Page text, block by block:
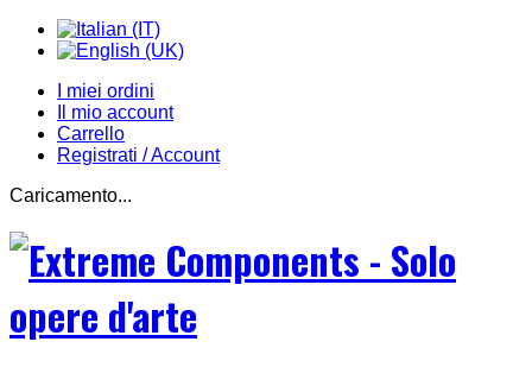
I miei ordini
Il mio account
Carrello
Registrati / Account
Caricamento...